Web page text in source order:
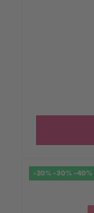
-20% -30% -40%